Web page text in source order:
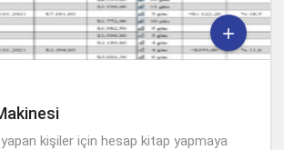

yapan kişiler için hesap kitap yapmaya